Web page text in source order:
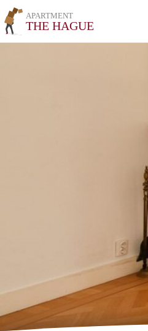
APARTMENT
THE HAGUE